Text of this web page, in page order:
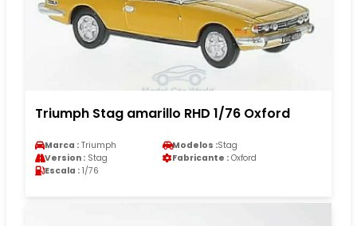
Triumph Stag amarillo RHD 1/76 Oxford
Marca : Triumph Modelos :Stag
Version : Stag Fabricante : Oxford
Escala : 1/76